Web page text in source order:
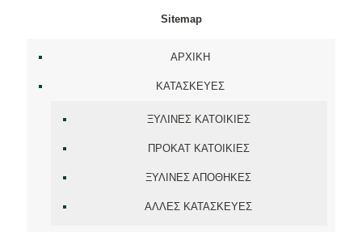
Sitemap
ΑΡΧΙΚΗ
ΚΑΤΑΣΚΕΥΕΣ
ΞΥΛΙΝΕΣ ΚΑΤΟΙΚΙΕΣ
ΠΡΟΚΑΤ ΚΑΤΟΙΚΙΕΣ
ΞΥΛΙΝΕΣ ΑΠΟΘΗΚΕΣ
ΑΛΛΕΣ ΚΑΤΑΣΚΕΥΕΣ